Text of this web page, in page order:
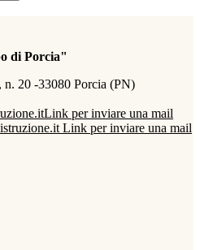
di Porcia"
n. 20 -33080 Porcia (PN)
Link per inviare una mail
Link per inviare una mail